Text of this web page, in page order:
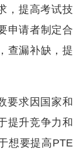
，提高考试技
申请者制定合
查漏补缺，提
要求因国家和
提升竞争力和
想要提高PTE